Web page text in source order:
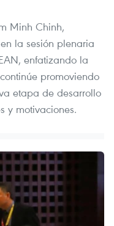
Minh Chinh,
la sesión plenaria
enfatizando la
promoviendo
etapa de desarrollo
y motivaciones.